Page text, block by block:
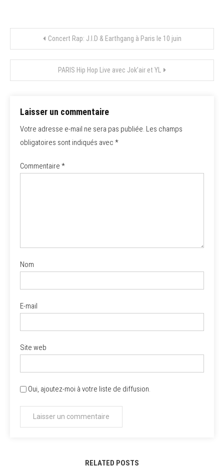
Navigation
de
l’article
Concert Rap: J.I.D & Earthgang à Paris le 10 juin
PARIS Hip Hop Live avec Jok’air et YL
Laisser un commentaire
Votre adresse e-mail ne sera pas publiée. Les champs
obligatoires sont indiqués avec *
Commentaire *
Nom
E-mail
Site web
Oui, ajoutez-moi à votre liste de diffusion.
RELATED POSTS